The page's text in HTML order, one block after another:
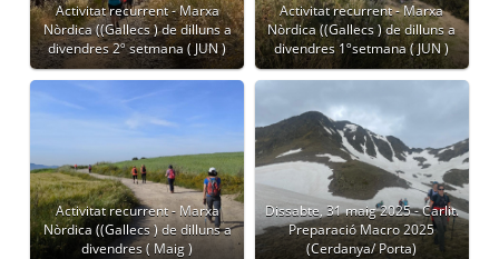
Activitat recurrent - Marxa
Nòrdica ((Gallecs ) de dilluns a
divendres 2º setmana ( JUN )
Activitat recurrent - Marxa
Nòrdica ((Gallecs ) de dilluns a
divendres 1ºsetmana ( JUN )
Activitat recurrent - Marxa
Nòrdica ((Gallecs ) de dilluns a
divendres ( Maig )
Dissabte, 31 maig 2025 - Carlit.
Preparació Macro 2025
(Cerdanya/ Porta)